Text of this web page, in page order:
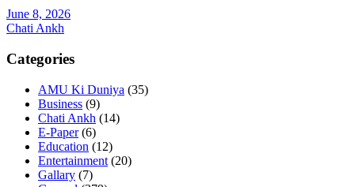
June 8, 2026
Chati Ankh
Categories
AMU Ki Duniya (35)
Business (9)
Chati Ankh (14)
E-Paper(6)
Education (12)
Entertainment (20)
Gallary (7)